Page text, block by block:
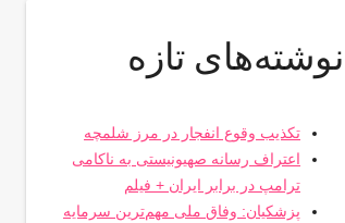
نوشته‌های تازه
تکذیب وقوع انفجار در مرز شلمچه
اعتراف رسانه صهیونیستی به ناکامی
ترامپ در برابر ایران + فیلم
پزشکیان: وفاق ملی مهم‌ترین سرمایه